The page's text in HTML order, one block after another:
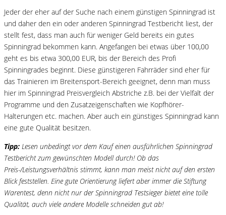
Jeder der eher auf der Suche nach einem günstigen Spinningrad ist
und daher den ein oder anderen Spinningrad Testbericht liest, der
stellt fest, dass man auch für weniger Geld bereits ein gutes
Spinningrad bekommen kann. Angefangen bei etwas über 100,00
geht es bis etwa 300,00 EUR, bis der Bereich des Profi
Spinningrades beginnt. Diese günstigeren Fahrräder sind eher für
das Trainieren im Breitensport-Bereich geeignet, denn man muss
hier im Spinningrad Preisvergleich Abstriche z.B. bei der Vielfalt der
Programme und den Zusatzeigenschaften wie Kopfhörer-
Halterungen etc. machen. Aber auch ein günstiges Spinningrad kann
eine gute Qualität besitzen.
Tipp: Lesen unbedingt vor dem Kauf einen ausführlichen Spinningrad
Testbericht zum gewünschten Modell durch! Ob das
Preis-/Leistungsverhältnis stimmt, kann man meist nicht auf den ersten
Blick feststellen. Eine gute Orientierung liefert aber immer die Stiftung
Warentest, denn nicht nur der Spinningrad Testsieger bietet eine tolle
Qualität, auch viele andere Modelle schneiden gut ab!